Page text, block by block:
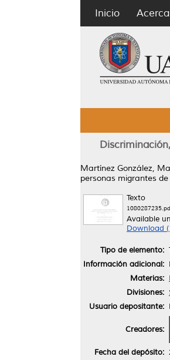
Inicio
Martínez González,
personas migrantes
Texto
Available
Download
Tipo de elemento:
Información adicional:
Materias:
Divisiones:
Usuario depositante:
Creadores:
Fecha del depósito: